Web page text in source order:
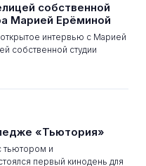
собственной
Марией Ерёминой
интервью с Марией
собственной студии
«Тьютория»
тьютором и
первый кинодень для